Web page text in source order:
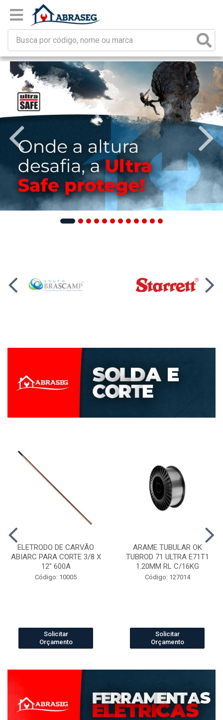
ELETRODO DE CARVÃO
ABIARC PARA CORTE 3/8 X
12" 600A
Código: 10005
Solicitar
Orçamento
ARAME TUBULAR OK
TUBROD 71 ULTRA E71T1
1.20MM RL C/16KG
Código: 127014
Solicitar
Orçamento